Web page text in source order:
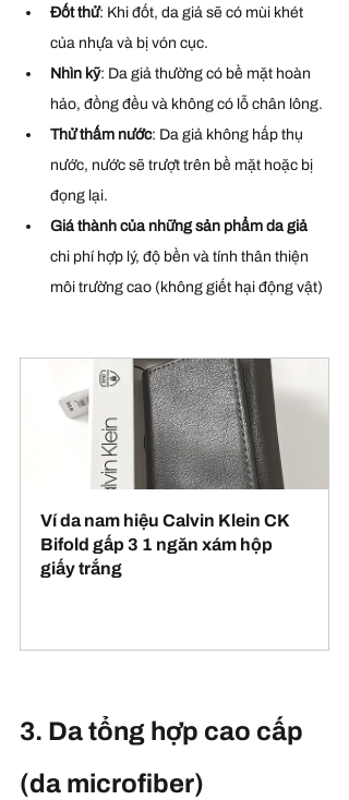
Đốt thử: Khi đốt, da giả sẽ có mùi khét
của nhựa và bị vón cục.
Nhìn kỹ: Da giả thường có bề mặt hoàn
hảo, đồng đều và không có lỗ chân lông.
Thử thấm nước: Da giả không hấp thụ
nước, nước sẽ trượt trên bề mặt hoặc bị
đọng lại.
Giá thành của những sản phẩm da giả
chi phí hợp lý, độ bền và tính thân thiện
môi trường cao (không giết hại động vật)
Ví da nam hiệu Calvin Klein CK
Bifold gấp 3 1 ngăn xám hộp
giấy trắng
3. Da tổng hợp cao cấp
(da microfiber)